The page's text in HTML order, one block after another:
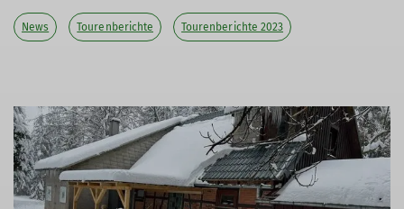
News Tourenberichte Tourenberichte 2023